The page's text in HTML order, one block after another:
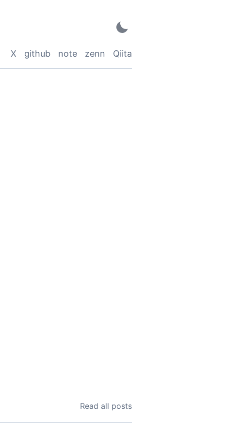
X github note zenn Qiita
Read all posts